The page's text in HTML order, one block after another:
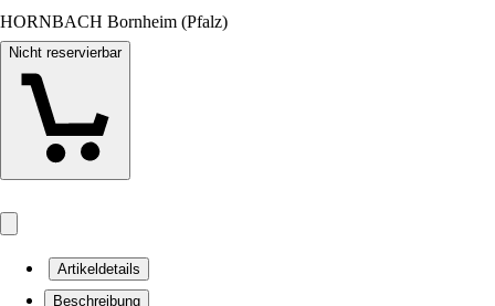
HORNBACH Bornheim (Pfalz)
Nicht reservierbar
Artikeldetails
Beschreibung